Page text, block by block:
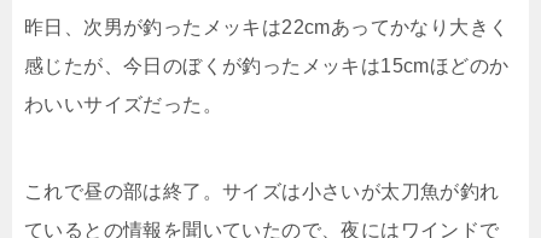
昨日、次男が釣ったメッキは22cmあってかなり大きく
感じたが、今日のぼくが釣ったメッキは15cmほどのか
わいいサイズだった。
これで昼の部は終了。サイズは小さいが太刀魚が釣れ
ているとの情報を聞いていたので、夜にはワインドで